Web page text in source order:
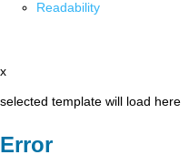
Readability
x
selected template will load here
Error